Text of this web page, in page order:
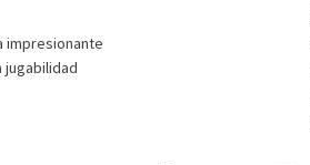
impresionante
jugabilidad